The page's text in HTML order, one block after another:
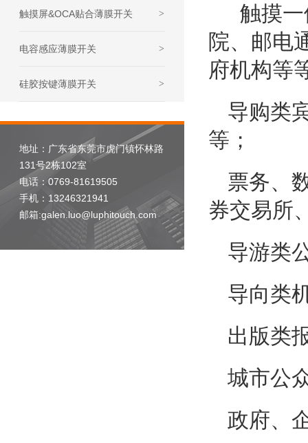
触摸屏&OCA贴合薄膜开关 >
电容感应薄膜开关 >
硅胶按键薄膜开关 >
地址：广东省东莞市虎门镇怀林路
131号2栋102室
电话：0769-81619505
手机：13246321941
邮箱:galen.luo@luphitouch.com
触摸
院、邮电
府机构等
导购类
等；
票务、
券交易所
导游类
导向类
出版类
城市公
政府、